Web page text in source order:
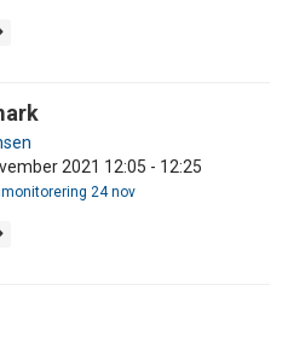
2021 12:05 - 12:25
24 nov